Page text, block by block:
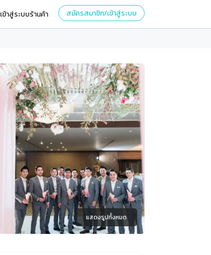
เข้าสู่ระบบร้านค้า สมัครสมาชิก/เข้าสู่ระบบ
แสดงรูปทั้งหมด